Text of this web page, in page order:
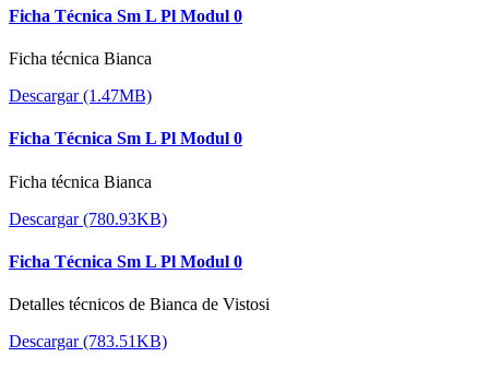
Ficha Técnica Sm L Pl Modul 0
Ficha técnica Bianca
Descargar (1.47MB)
Ficha Técnica Sm L Pl Modul 0
Ficha técnica Bianca
Descargar (780.93KB)
Ficha Técnica Sm L Pl Modul 0
Detalles técnicos de Bianca de Vistosi
Descargar (783.51KB)